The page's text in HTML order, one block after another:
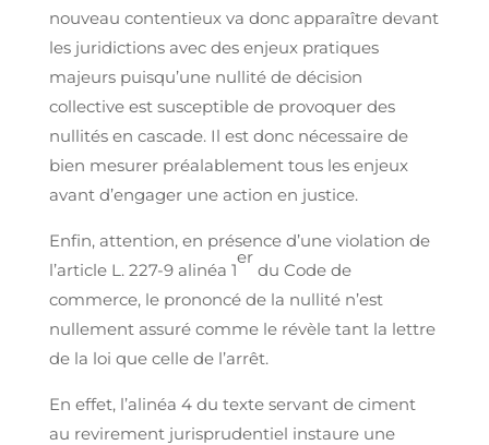
nouveau contentieux va donc apparaître devant
les juridictions avec des enjeux pratiques
majeurs puisqu’une nullité de décision
collective est susceptible de provoquer des
nullités en cascade. Il est donc nécessaire de
bien mesurer préalablement tous les enjeux
avant d’engager une action en justice.
Enfin, attention, en présence d’une violation de
l’article L. 227-9 alinéa 1
er
du Code de
commerce, le prononcé de la nullité n’est
nullement assuré comme le révèle tant la lettre
de la loi que celle de l’arrêt.
En effet, l’alinéa 4 du texte servant de ciment
au revirement jurisprudentiel instaure une